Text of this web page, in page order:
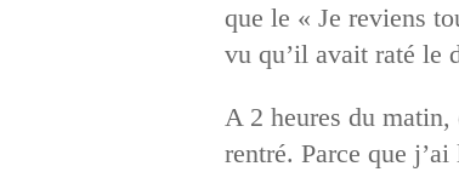
que le « Je reviens
vu qu’il avait raté le
A 2 heures du
rentré. Parce que